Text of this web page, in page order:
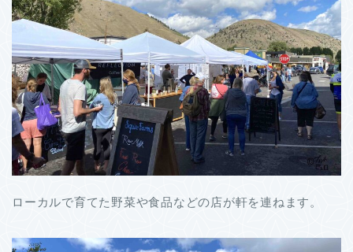
ローカルで育てた野菜や食品などの店が軒を連ねます。